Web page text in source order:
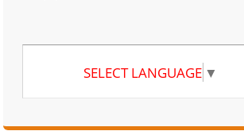
SELECT LANGUAGE ▼